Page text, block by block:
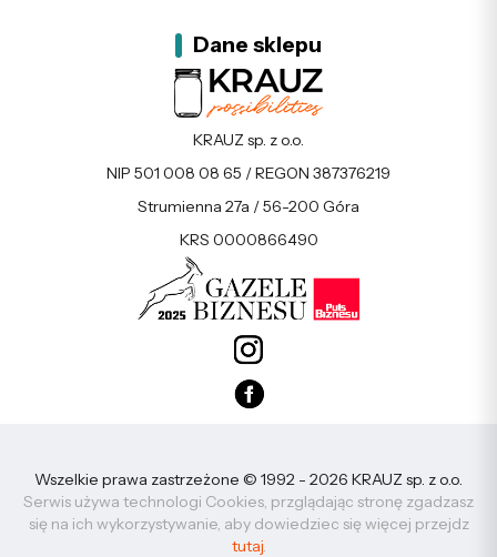
Dane sklepu
KRAUZ sp. z o.o.
NIP 501 008 08 65 / REGON 387376219
Strumienna 27a / 56-200 Góra
KRS 0000866490
Wszelkie prawa zastrzeżone © 1992 - 2026 KRAUZ sp. z o.o.
Serwis używa technologi Cookies, przglądając stronę zgadzasz
się na ich wykorzystywanie, aby dowiedziec się więcej przejdz
tutaj.